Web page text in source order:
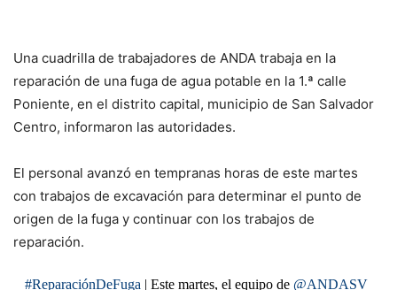
Una cuadrilla de trabajadores de ANDA trabaja en la
reparación de una fuga de agua potable en la 1.ª calle
Poniente, en el distrito capital, municipio de San Salvador
Centro, informaron las autoridades.
El personal avanzó en tempranas horas de este martes
con trabajos de excavación para determinar el punto de
origen de la fuga y continuar con los trabajos de
reparación.
#ReparaciónDeFuga | Este martes, el equipo de @ANDASV